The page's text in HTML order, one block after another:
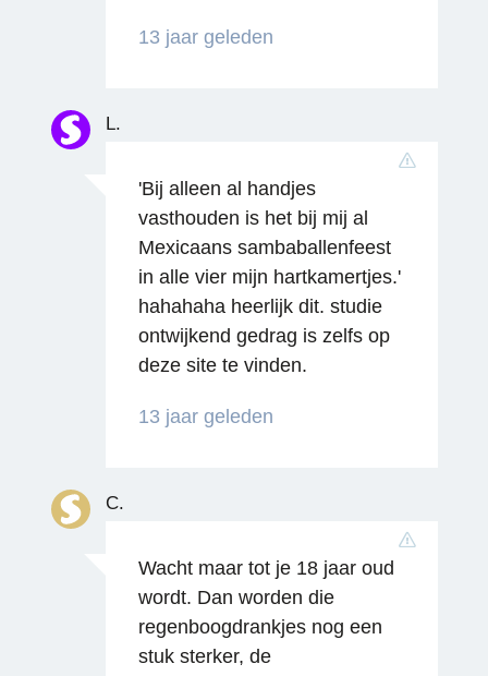
Reageren
13 jaar geleden
L.
'Bij alleen al handjes
vasthouden is het bij mij al
Mexicaans sambaballenfeest
in alle vier mijn hartkamertjes.'
hahahaha heerlijk dit. studie
ontwijkend gedrag is zelfs op
deze site te vinden.
13 jaar geleden
C.
Wacht maar tot je 18 jaar oud
wordt. Dan worden die
regenboogdrankjes nog een
stuk sterker, de